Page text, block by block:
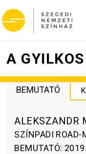
A GYILKOS
BEMUTATÓ
ALEKSZANDR
SZÍNPADI ROAD-
BEMUTATÓ: